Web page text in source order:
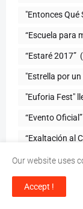
"Entonces Qué
“Escuela para
“Estaré 2017”
"Estrella por un
"Euforia Fest"
“Evento Oficial”
“Exaltación al
"Expo Estética
“Fabuloso y
“Familias
Our website uses
Accept !